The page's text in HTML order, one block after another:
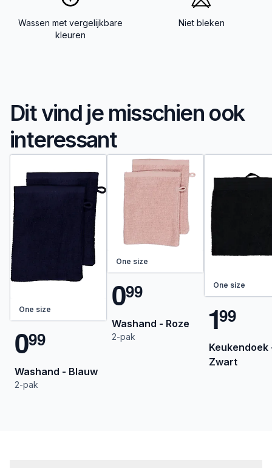
Wassen met vergelijkbare
kleuren
Niet bleken
Dit vind je misschien ook
interessant
One size
099
Washand - Blauw
2-pak
One size
099
Washand - Roze
2-pak
One size
199
Keukendoek
Zwart